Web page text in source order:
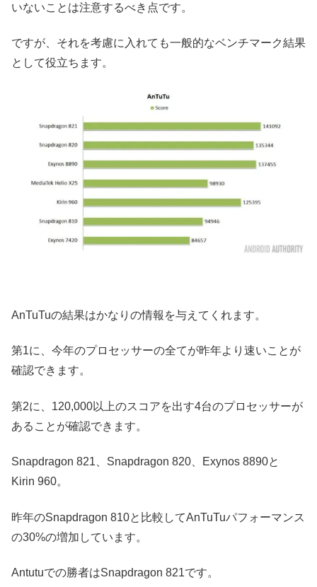
いないことは注意するべき点です。
ですが、それを考慮に入れても一般的なベンチマーク結果
として役立ちます。
AnTuTuの結果はかなりの情報を与えてくれます。
第1に、今年のプロセッサーの全てが昨年より 速いことが
確認できます。
第2に、120,000以上のスコアを出す4台のプロセッサーが
あることが確認できます。
Snapdragon 821 、Snapdragon 820 Exynos 8890と
Kirin 960。
昨年のSnapdragon 810と比較してAnTuTuパフォーマンス
の30%の増加しています。
Antutuでの勝者はSnapdragon 821です。